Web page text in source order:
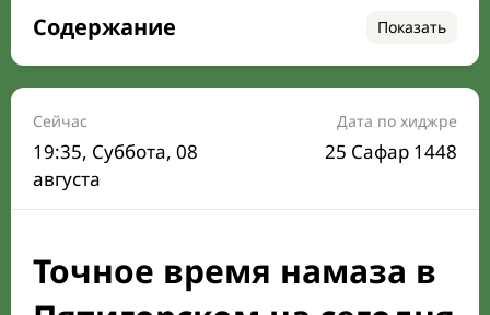
Содержание Показать
Время намаза на сегодня
Расписание на месяц
Время Сухура и Ифтара на сегодня
Календарь рамадана
Направление киблы
Сейчас
19:35, Суббота, 08
августа
Дата по хиджре
25 Сафар 1448
Точное время намаза в